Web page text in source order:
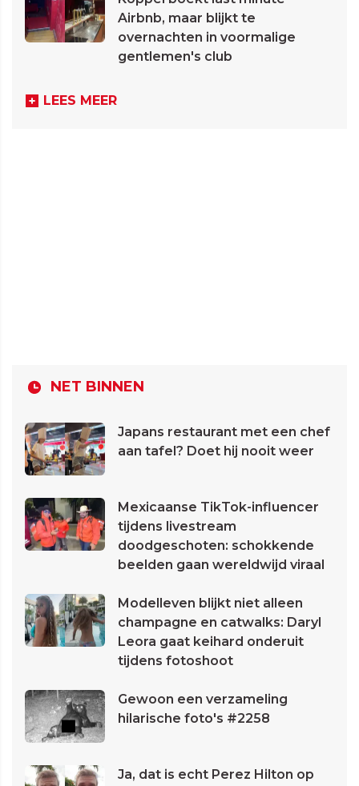
Airbnb, maar blijkt te
overnachten in voormalige
gentlemen's club
LEES MEER
NET BINNEN
Japans restaurant met een chef
aan tafel? Doet hij nooit weer
Mexicaanse TikTok-influencer
tijdens livestream
doodgeschoten: schokkende
beelden gaan wereldwijd viraal
Modelleven blijkt niet alleen
champagne en catwalks: Daryl
Leora gaat keihard onderuit
tijdens fotoshoot
Gewoon een verzameling
hilarische foto's #2258
Ja, dat is echt Perez Hilton op